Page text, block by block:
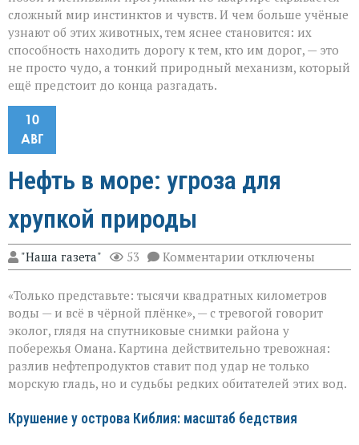
сложный мир инстинктов и чувств. И чем больше учёные
узнают об этих животных, тем яснее становится: их
способность находить дорогу к тем, кто им дорог, — это
не просто чудо, а тонкий природный механизм, который
ещё предстоит до конца разгадать.
10
АВГ
Нефть в море: угроза для
хрупкой природы
"Наша газета" 53 Комментарии к
записи
в
море:
угроза
для
хрупкой
природы
отключены
«Только представьте: тысячи квадратных километров
воды — и всё в чёрной плёнке», — с тревогой говорит
эколог, глядя на спутниковые снимки района у
побережья Омана. Картина действительно тревожная:
разлив нефтепродуктов ставит под удар не только
морскую гладь, но и судьбы редких обитателей этих вод.
Крушение у острова Киблия: масштаб бедствия